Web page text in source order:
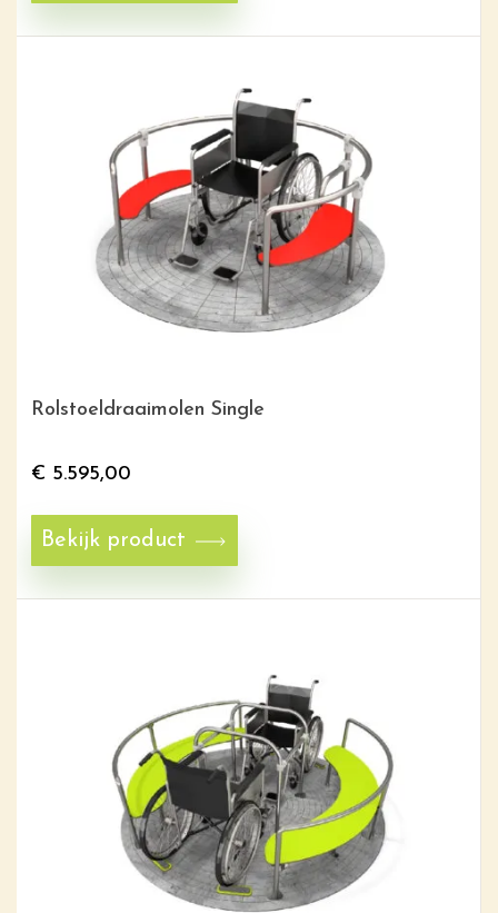
Rolstoeldraaimolen Single
€ 5.595,00
Bekijk product